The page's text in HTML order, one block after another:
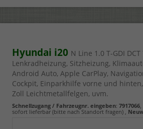
Hyundai i20 N Line 1.0 T-GDI DCT
Lenkradheizung, Sitzheizung,
Android Auto, Apple CarPlay,
Cockpit, Einparkhilfe vorne und
Zoll Leichtmetallfelgen, uvm.
Schnellzugang / Fahrzeugnr. eingeben: 7917066
sofort lieferbar (bitte nach Standort fragen)